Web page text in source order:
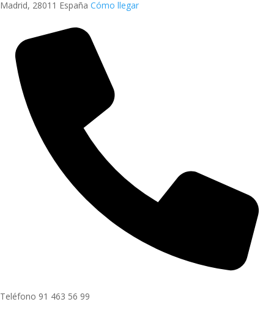
Madrid, 28011 España Cómo llegar
Teléfono 91 463 56 99